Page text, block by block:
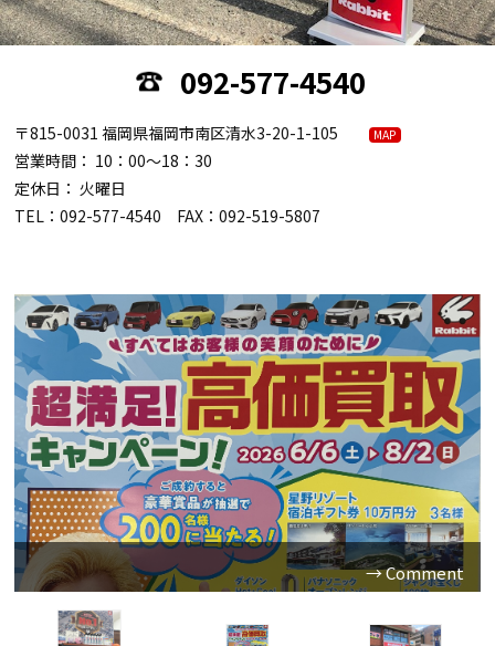
092-577-4540
〒815-0031 福岡県福岡市南区清水3-20-1-105 MAP
営業時間： 10：00～18：30
定休日： 火曜日
TEL：092-577-4540 FAX：092-519-5807
こんにちは＾＾
今回は「超満足！高価買取キャンペーン」のご案内で